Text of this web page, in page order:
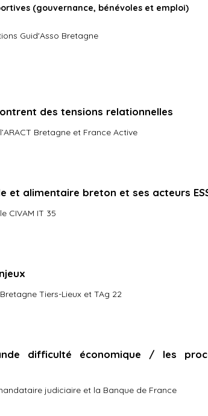
(gouvernance, bénévoles et emploi)
Guid'Asso Bretagne
des tensions relationnelles
Bretagne et France Active
et alimentaire breton et ses acteurs
CIVAM IT 35
Tiers-Lieux et TAg 22
difficulté économique / les
judiciaire et la Banque de France